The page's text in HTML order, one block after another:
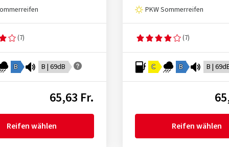
(7)
B B | 69dB
65,63 Fr.
Reifen wählen
PKW Sommerreifen
(7)
C B B |
Reifen wählen